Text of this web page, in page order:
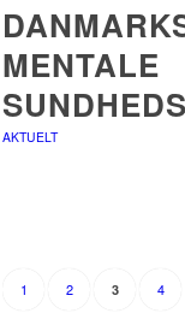
MENTALE
AKTUELT
1 2 3 4